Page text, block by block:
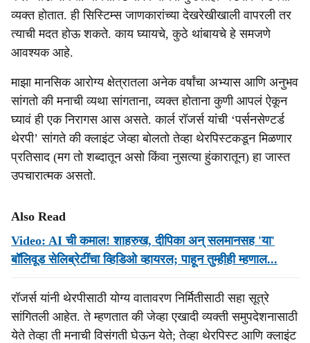
व्यक्त होतात. ही सिस्टिम्स जाणकारांच्या देखरेखीखाली वापरली तर
त्याची मदत होऊ शकते. काय घ्यायचे, कुठे थांबायचे हे समजणे
आवश्यक आहे.
माझा मानसिक आरोग्य क्षेत्रातला अनेक वर्षांचा अभ्यास आणि अनुभव
सांगतो की मनाची व्यथा सांगताना, व्यक्त होताना कुणी आपलं ऐकून
घ्यावं ही एक निरागस आस असते. कार्ल रॉजर्स यांची ‘पर्सनसेण्टर्ड
थेरपी’ सांगते की क्लाइंट जेव्हा बोलतो तेव्हा थेरपिस्टकडून मिळणार
प्रतिसाद (मग तो शब्दातून असो किंवा नुसत्या हुंकारातून) हा जास्त
उपचारात्मक असतो.
Also Read
Video: AI ची कमाल! शाहरुख, दीपिका अन् सलमानसह 'या'
बॉलिवूड सेलिब्रेटींचा व्हिडिओ व्हायरल; पाहून तुम्हीही म्हणाल...
रॉजर्स यांनी थेरपीसाठी योग्य वातावरण निर्मितीसाठी सहा सूत्रे
सांगितली आहेत. ते म्हणतात की जेव्हा एखादी व्यक्ती समुपदेशनासाठी
येते तेव्हा ती मनाची विसंगती घेऊन येते; तेव्हा थेरपिस्ट आणि क्लाइंट